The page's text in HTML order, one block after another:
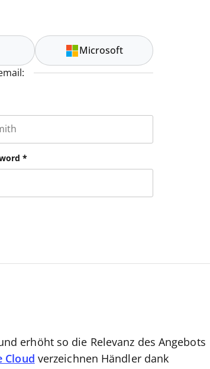
Microsoft
be left unchanged.
*
erhöht so die Relevanz des Angebots
Cloud verzeichnen Händler dank